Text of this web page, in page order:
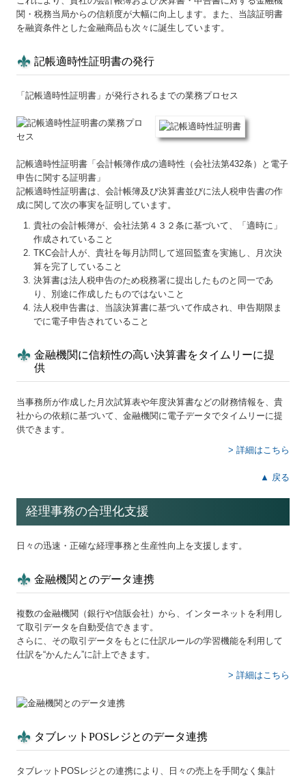
関・税務当局からの信頼度が大幅に向上します。また、当該証明書
を融資条件とした金融商品も次々に誕生しています。
記帳適時性証明書の発行
「記帳適時性証明書」が発行されるまでの業務プロセス
記帳適時性証明書「会計帳簿作成の適時性（会社法第432条）と電子
申告に関する証明書」
記帳適時性証明書は、会計帳簿及び決算書並びに法人税申告書の作
成に関して次の事実を証明しています。
貴社の会計帳簿が、会社法第４３２条に基づいて、「適時に」
作成されていること
TKC会計人が、貴社を毎月訪問して巡回監査を実施し、月次決
算を完了していること
決算書は法人税申告のため税務署に提出したものと同一であ
り、別途に作成したものではないこと
法人税申告書は、当該決算書に基づいて作成され、申告期限ま
でに電子申告されていること
金融機関に信頼性の高い決算書をタイムリーに提
供
当事務所が作成した月次試算表や年度決算書などの財務情報を、貴
社からの依頼に基づいて、金融機関に電子データでタイムリーに提
供できます。
> 詳細はこちら
▲ 戻る
経理事務の合理化支援
日々の迅速・正確な経理事務と生産性向上を支援します。
金融機関とのデータ連携
複数の金融機関（銀行や信販会社）から、インターネットを利用し
て取引データを自動受信できます。
さらに、その取引データをもとに仕訳ルールの学習機能を利用して
仕訳を“かんたん”に計上できます。
> 詳細はこちら
タブレットPOSレジとのデータ連携
タブレットPOSレジとの連携により、日々の売上を手間なく集計